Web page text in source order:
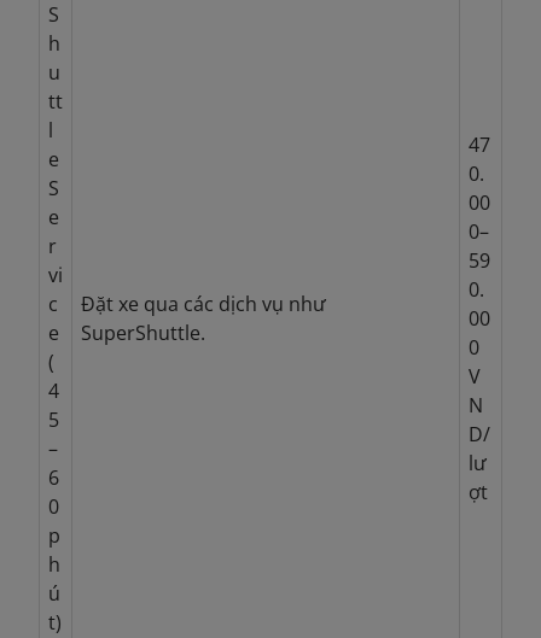
S
h
u
tt
l
e
S
e
r
vi
c
e
(
4
5
–
6
0
p
h
ú
t)
Đặt xe qua các dịch vụ như
SuperShuttle.
47
0.
00
0–
59
0.
00
0
V
N
D/
lư
ợt